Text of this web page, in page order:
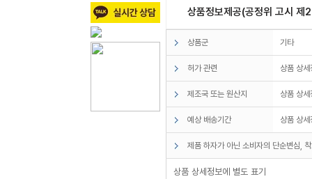
상품정보제공(공정위 고시
상품군 기타
허가 관련 상품 상
제조국 또는 원산지 상품 상
예상 배송기간 상품 상
제품 하자가 아닌 소비자의 단순변심,
상품 상세정보에 별도 표기